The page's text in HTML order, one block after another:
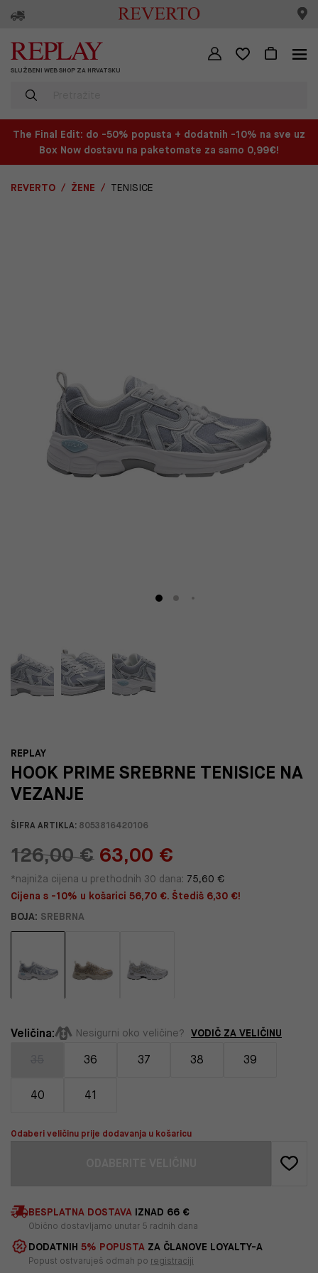
SLUŽBENI WEB SHOP ZA HRVATSKU
The Final Edit: do -50% popusta + dodatnih -10% na sve uz
Box Now dostavu na paketomate za samo 0,99€!
REVERTO ŽENE TENISICE
REPLAY
HOOK PRIME SREBRNE TENISICE NA
VEZANJE
ŠIFRA ARTIKLA: 8053816420106
126,00 € 63,00 €
*najniža cijena u prethodnih 30 dana: 75,60 €
Cijena s -10% u košarici 56,70 €. Štediš 6,30 €!
BOJA: SREBRNA
Veličina: Nesigurni oko veličine? VODIČ ZA VELIČINU
36 37 38 39
40 41
Odaberi veličinu prije dodavanja u košaricu
BESPLATNA DOSTAVA IZNAD 66 €
Obično dostavljamo unutar 5 radnih dana
DODATNIH 5% POPUSTA ZA ČLANOVE LOYALTY-A
Popust ostvaruješ odmah po registraciji